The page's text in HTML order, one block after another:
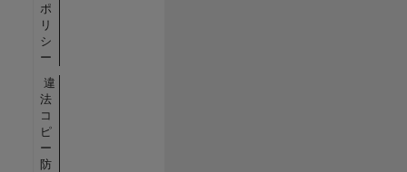
ポ
リ
シ
ー
違
法
コ
ピ
ー
防